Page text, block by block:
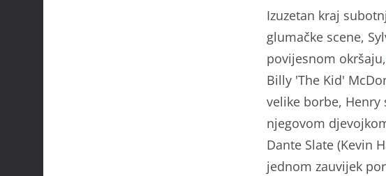
Izuzetan kraj
glumačke scene,
povijesnom okršaju,
Billy 'The Kid'
velike borbe,
njegovom
Dante Slate (Kevin
jednom zauvijek